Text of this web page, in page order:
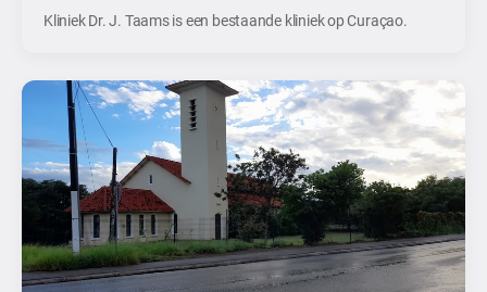
Kliniek Dr. J. Taams is een bestaande kliniek op Curaçao.